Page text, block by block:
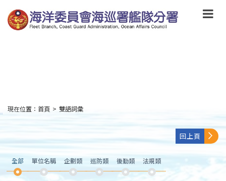
到
主
要
:::
現在位置： 首頁 > 雙語詞彙
回上頁
全部 單位名稱 企劃類 巡防類 後勤類 法規類